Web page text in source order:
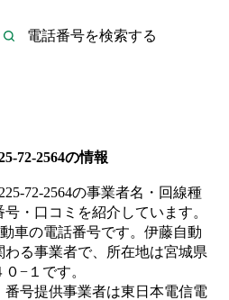
72-2564の情報
72-2564の事業者名・回線種
・口コミを紹介しています。
車の電話番号です。 伊藤自動
わる事業者で、所在地は宮城県
−１ です。
番号提供事業者は東日本電信電